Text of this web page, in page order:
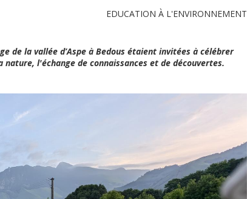
EDUCATION À L'ENVIRONNEMENT
de la vallée d’Aspe à Bedous étaient invitées à célébrer
l'échange de connaissances et de découvertes.